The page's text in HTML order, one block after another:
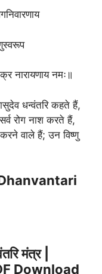
नारायणाय नमः॥
धन्वंतरि कहते हैं,
रोग नाश करते हैं,
वाले हैं; उन विष्णु
Dhanvantari
मंत्र |
Download